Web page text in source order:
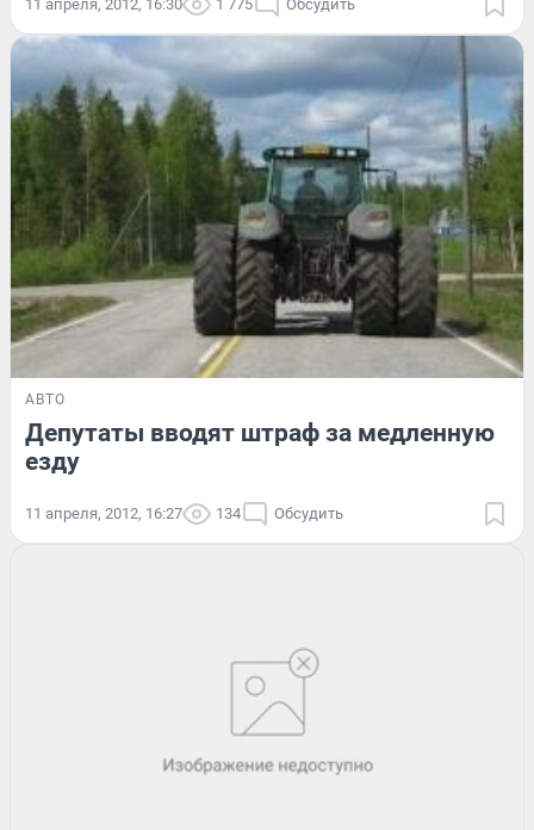
11 апреля, 2012, 16:30 1 775 Обсудить
АВТО
Депутаты вводят штраф за медленную
езду
11 апреля, 2012, 16:27 134 Обсудить